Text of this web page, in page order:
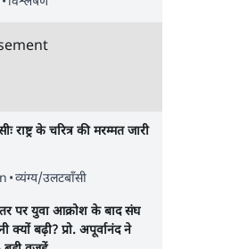
राष्ट्र के चरित्र की मरम्मत जारी
•व्यंग्य/उलटबाँसी
पर युवा आक्रोश के बाद संघ
क्यों बढ़ी? प्रो. अपूर्वानंद ने